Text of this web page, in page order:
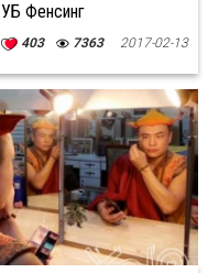
УБ Фенсинг
403 7363 2017-02-13